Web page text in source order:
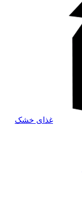
غذای خشک